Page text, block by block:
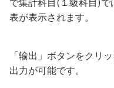
表が表示されます。
「输出」ボタンをクリ
出力が可能です。